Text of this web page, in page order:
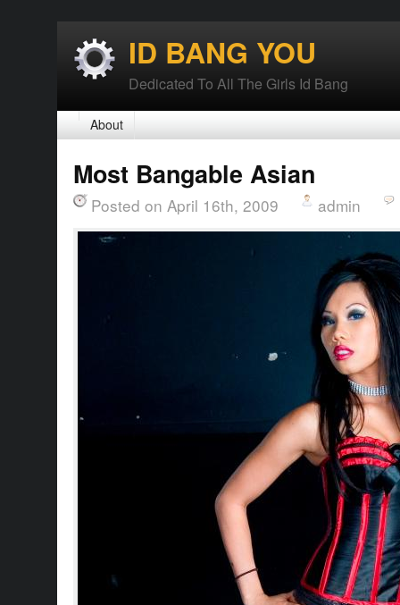
ID BANG YOU
Dedicated To All The Girls Id Bang
About
Most Bangable Asian
Posted on April 16th, 2009 admin